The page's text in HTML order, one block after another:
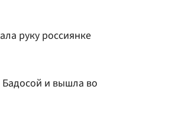
руку россиянке
и вышла во